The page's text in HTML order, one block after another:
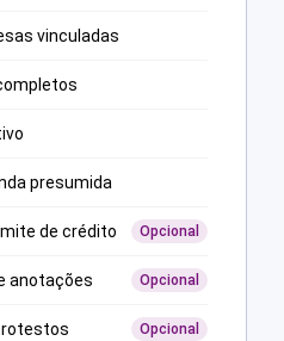
vinculadas
presumida
de crédito Opcional
anotações Opcional
Opcional